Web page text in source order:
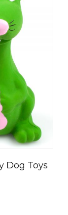
Dog Toys
do Brasil